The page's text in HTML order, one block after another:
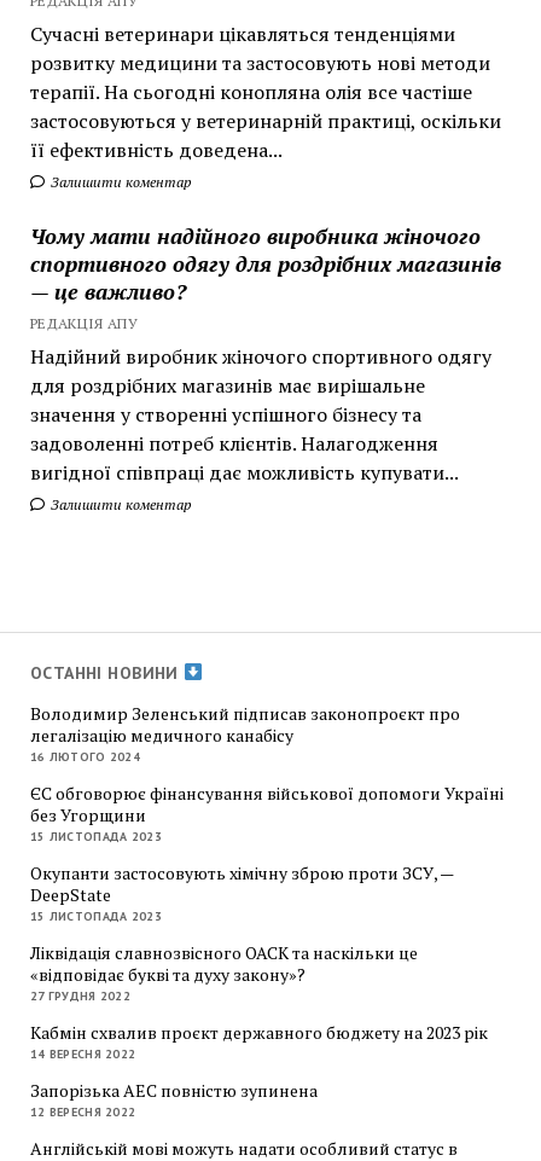
Сучасні ветеринари цікавляться тенденціями
розвитку медицини та застосовують нові методи
терапії. На сьогодні конопляна олія все частіше
застосовуються у ветеринарній практиці, оскільки
її ефективність доведена...
Залишити коментар
Чому мати надійного виробника жіночого
спортивного одягу для роздрібних магазинів
— це важливо?
РЕДАКЦІЯ АПУ
Надійний виробник жіночого спортивного одягу
для роздрібних магазинів має вирішальне
значення у створенні успішного бізнесу та
задоволенні потреб клієнтів. Налагодження
вигідної співпраці дає можливість купувати...
Залишити коментар
ОСТАННІ НОВИНИ
Володимир Зеленський підписав законопроєкт про
легалізацію медичного канабісу
16 ЛЮТОГО 2024
ЄС обговорює фінансування військової допомоги Україні
без Угорщини
15 ЛИСТОПАДА 2023
Окупанти застосовують хімічну зброю проти ЗСУ, —
DeepState
15 ЛИСТОПАДА 2023
Ліквідація славнозвісного ОАСК та наскільки це
«відповідає букві та духу закону»?
27 ГРУДНЯ 2022
Кабмін схвалив проєкт державного бюджету на 2023 рік
14 ВЕРЕСНЯ 2022
Запорізька АЕС повністю зупинена
12 ВЕРЕСНЯ 2022
Англійській мові можуть надати особливий статус в